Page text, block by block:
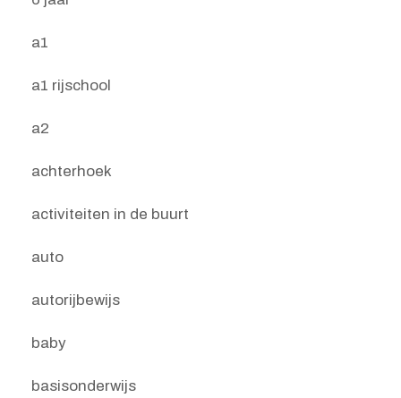
a1
a1 rijschool
a2
achterhoek
activiteiten in de buurt
auto
autorijbewijs
baby
basisonderwijs